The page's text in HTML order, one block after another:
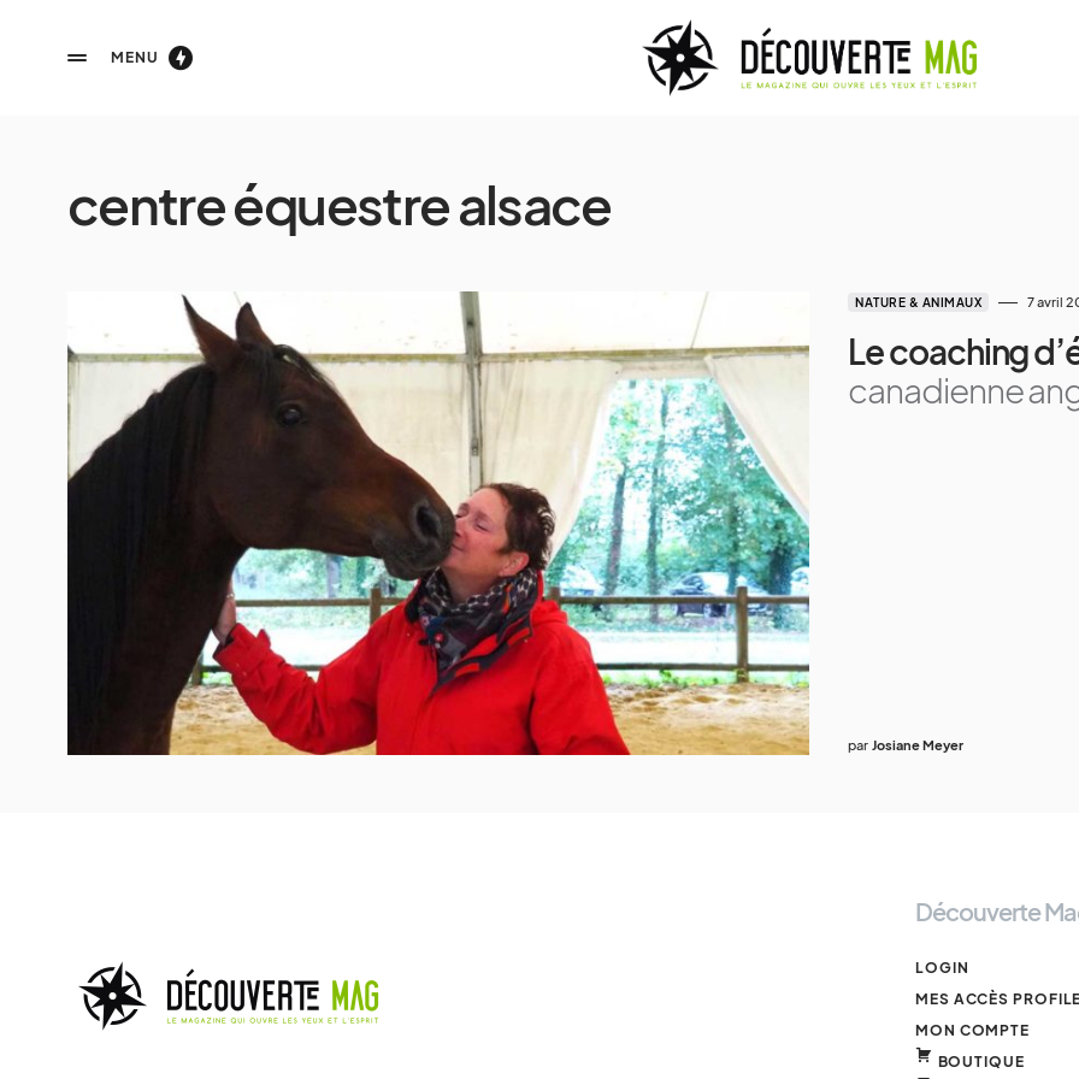
MENU
centre équestre alsace
NATURE & ANIMAUX 7 avril
Le coaching
canadienne
par Josiane Meyer
Découverte
LOGIN
MES ACCÈS
MON COMPTE
BOUTIQUE